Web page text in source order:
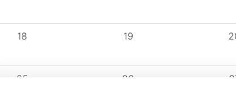
18 19
25 26